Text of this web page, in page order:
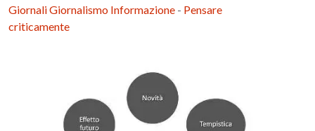
Giornali Giornalismo Informazione - Pensare
criticamente